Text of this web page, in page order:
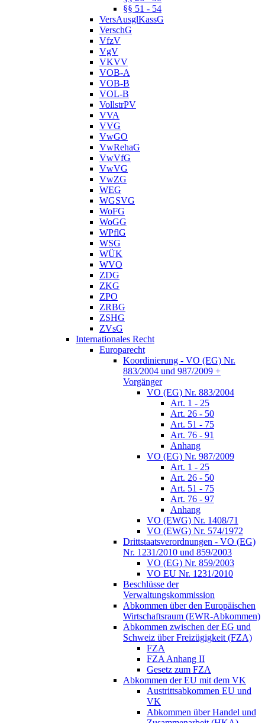
§§ 51 - 54
VersAusglKassG
VerschG
VfzV
VgV
VKVV
VOB-A
VOB-B
VOL-B
VollstrPV
VVA
VVG
VwGO
VwRehaG
VwVfG
VwVG
VwZG
WEG
WGSVG
WoFG
WoGG
WPflG
WSG
WÜK
WVO
ZDG
ZKG
ZPO
ZRBG
ZSHG
ZVsG
Internationales Recht
Europarecht
Koordinierung - VO (EG) Nr.
883/2004 und 987/2009 +
Vorgänger
VO (EG) Nr. 883/2004
Art. 1 - 25
Art. 26 - 50
Art. 51 - 75
Art. 76 - 91
Anhang
VO (EG) Nr. 987/2009
Art. 1 - 25
Art. 26 - 50
Art. 51 - 75
Art. 76 - 97
Anhang
VO (EWG) Nr. 1408/71
VO (EWG) Nr. 574/1972
Drittstaatsverordnungen - VO (EG)
Nr. 1231/2010 und 859/2003
VO (EG) Nr. 859/2003
VO EU Nr. 1231/2010
Beschlüsse der
Verwaltungskommission
Abkommen über den Europäischen
Wirtschaftsraum (EWR-Abkommen)
Abkommen zwischen der EG und
Schweiz über Freizügigkeit (FZA)
FZA
FZA Anhang II
Gesetz zum FZA
Abkommen der EU mit dem VK
Austrittsabkommen EU und
VK
Abkommen über Handel und